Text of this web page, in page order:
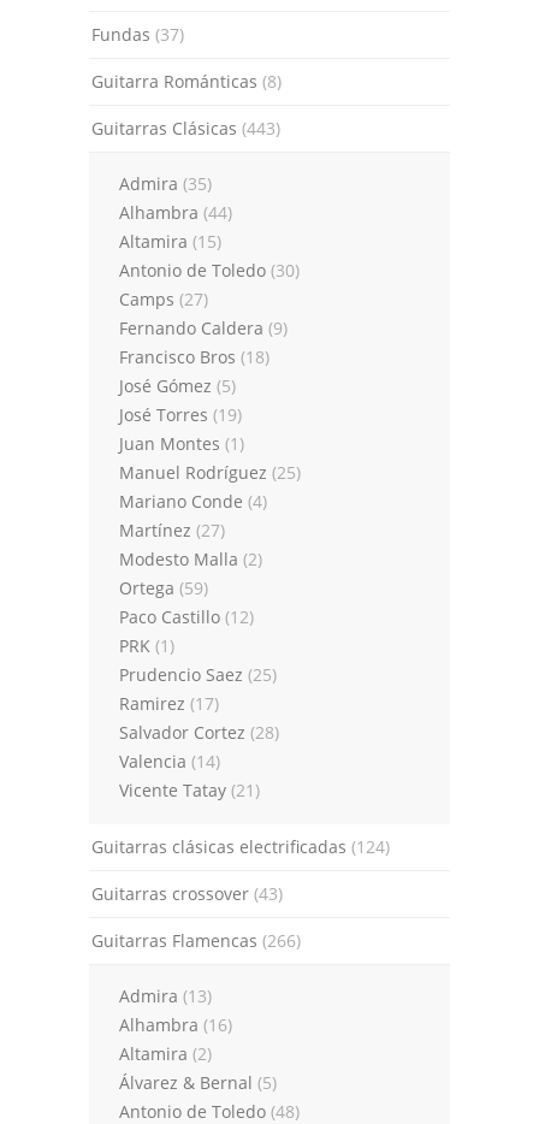
Fundas (37)
Guitarra Románticas (8)
Guitarras Clásicas (443)
Admira (35)
Alhambra (44)
Altamira (15)
Antonio de Toledo (30)
Camps (27)
Fernando Caldera (9)
Francisco Bros (18)
José Gómez (5)
José Torres (19)
Juan Montes (1)
Manuel Rodríguez (25)
Mariano Conde (4)
Martínez (27)
Modesto Malla (2)
Ortega (59)
Paco Castillo (12)
PRK (1)
Prudencio Saez (25)
Ramirez (17)
Salvador Cortez (28)
Valencia (14)
Vicente Tatay (21)
Guitarras clásicas electrificadas (124)
Guitarras crossover (43)
Guitarras Flamencas (266)
Admira (13)
Alhambra (16)
Altamira (2)
Álvarez & Bernal (5)
Antonio de Toledo (48)